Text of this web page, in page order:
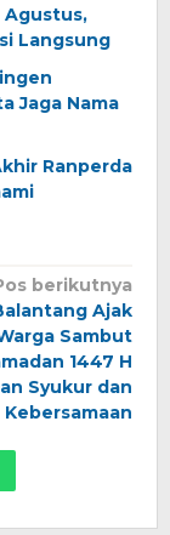
Agustus,
Langsung
Jaga Nama
Ranperda
berikutnya
Ajak
Sambut
1447 H
Syukur dan
Kebersamaan